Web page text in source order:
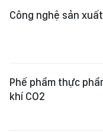
Công nghệ sản
Phế phẩm thực
khí CO2